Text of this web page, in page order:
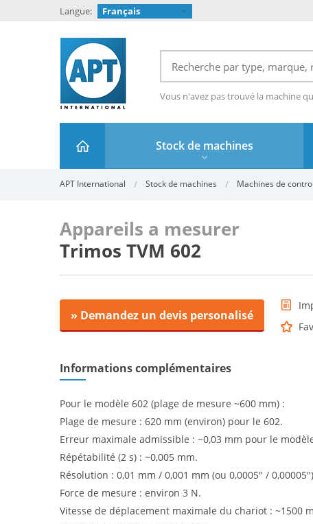
Langue: Français
Vous n'avez pas trouvé la machine
Stock de machines
APT International Stock de machines Machines de
Appareils a mesurer
Trimos TVM 602
» Demandez un devis personalisé
Informations complémentaires
Pour le modèle 602 (plage de mesure ~600 mm) :
Plage de mesure : 620 mm (environ) pour le 602.
Erreur maximale admissible : ~0,03 mm pour le
Répétabilité (2 s) : ~0,005 mm.
Résolution : 0,01 mm / 0,001 mm (ou 0,0005″ /
Force de mesure : environ 3 N.
Vitesse de déplacement maximale du chariot : ~1500